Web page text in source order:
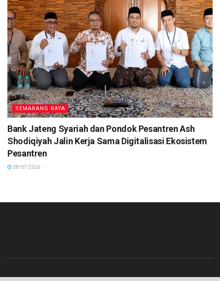
SEMARANG RAYA
Bank Jateng Syariah dan Pondok Pesantren Ash
Shodiqiyah Jalin Kerja Sama Digitalisasi Ekosistem
Pesantren
28/07/2026